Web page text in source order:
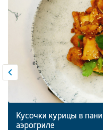
Кусочки курицы в
аэрогриле